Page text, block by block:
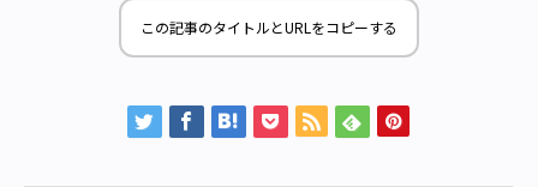
この記事のタイトルとURLをコピーする